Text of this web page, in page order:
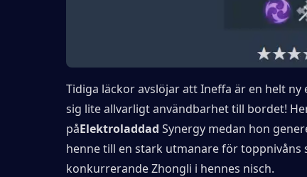
Tidiga läckor avslöjar att Ineffa är en helt
sig lite allvarligt användbarhet till bordet!
påElektroladdad Synergy medan hon
henne till en stark utmanare för
konkurrerande Zhongli i hennes nisch.